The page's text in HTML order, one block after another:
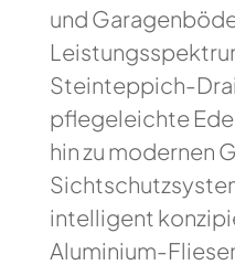
und
Steinteppich-
pflegeleichte
hin zu modernen
intelligent
Aluminium-